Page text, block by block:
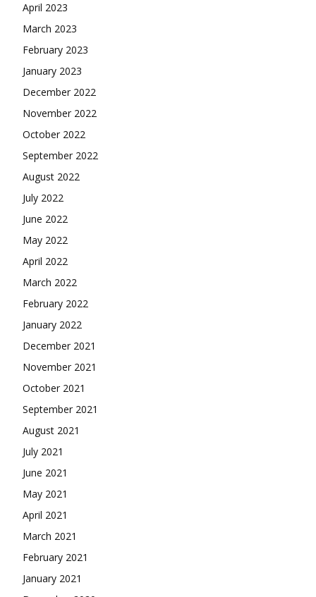
April 2023
March 2023
February 2023
January 2023
December 2022
November 2022
October 2022
September 2022
August 2022
July 2022
June 2022
May 2022
April 2022
March 2022
February 2022
January 2022
December 2021
November 2021
October 2021
September 2021
August 2021
July 2021
June 2021
May 2021
April 2021
March 2021
February 2021
January 2021